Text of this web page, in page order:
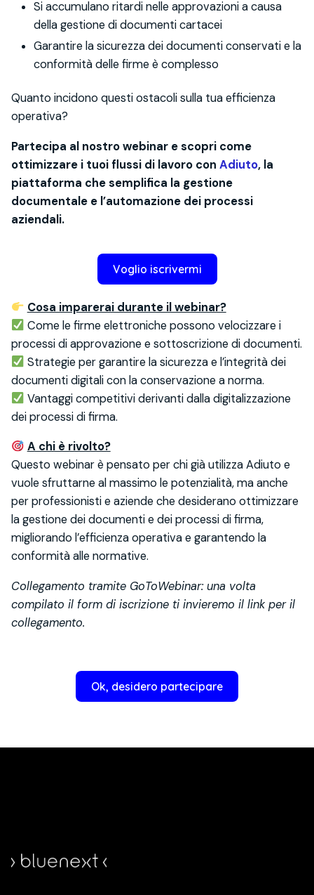
Si accumulano ritardi nelle approvazioni a causa
della gestione di documenti cartacei
Garantire la sicurezza dei documenti conservati e la
conformità delle firme è complesso
Quanto incidono questi ostacoli sulla tua efficienza
operativa?
Partecipa al nostro webinar e scopri come
ottimizzare i tuoi flussi di lavoro con Adiuto, la
piattaforma che semplifica la gestione
documentale e l’automazione dei processi
aziendali.
Voglio iscrivermi
Cosa imparerai durante il webinar?
Come le firme elettroniche possono velocizzare i
processi di approvazione e sottoscrizione di documenti.
Strategie per garantire la sicurezza e l’integrità dei
documenti digitali con la conservazione a norma.
Vantaggi competitivi derivanti dalla digitalizzazione
dei processi di firma.
A chi è rivolto?
Questo webinar è pensato per chi già utilizza Adiuto e
vuole sfruttarne al massimo le potenzialità, ma anche
per professionisti e aziende che desiderano ottimizzare
la gestione dei documenti e dei processi di firma,
migliorando l’efficienza operativa e garantendo la
conformità alle normative.
Collegamento tramite GoToWebinar: una volta
compilato il form di iscrizione ti invieremo il link per il
collegamento.
Ok, desidero partecipare